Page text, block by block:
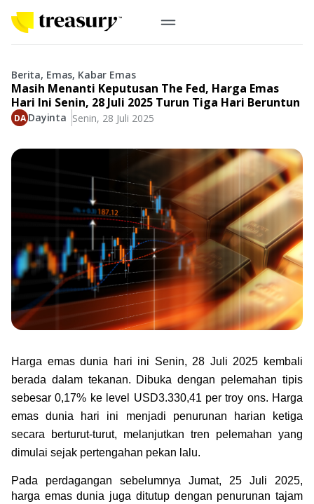
Emas Fisik
Logam Mulia
Koin Emas
Koin Nusantara, Lunar & Custom
Perhiasan
From Story
Buyback
Jual emas kamu ke Treasury
Perusahaan
Gold for Good
Berkontribusi pada hal yang benar-benar berarti
#BuatMasaDepan
Green Gold
Profile
Tata Kelola
Indonesia
Indonesia
Berita, Emas, Kabar Emas
Masih Menanti Keputusan The Fed, Harga Emas
Hari Ini Senin, 28 Juli 2025 Turun Tiga Hari Beruntun
Dayinta Senin, 28 Juli 2025
Harga emas dunia hari ini Senin, 28 Juli 2025 kembali
berada dalam tekanan. Dibuka dengan pelemahan tipis
sebesar 0,17% ke level USD3.330,41 per troy ons. Harga
emas dunia hari ini menjadi penurunan harian ketiga
secara berturut-turut, melanjutkan tren pelemahan yang
dimulai sejak pertengahan pekan lalu.
Pada perdagangan sebelumnya Jumat, 25 Juli 2025,
harga emas dunia juga ditutup dengan penurunan tajam